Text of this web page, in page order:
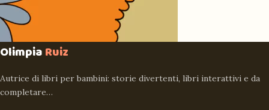
OlimpiaRuiz
Autrice di libri per bambini: storie divertenti, libri interattivi e da
completare…